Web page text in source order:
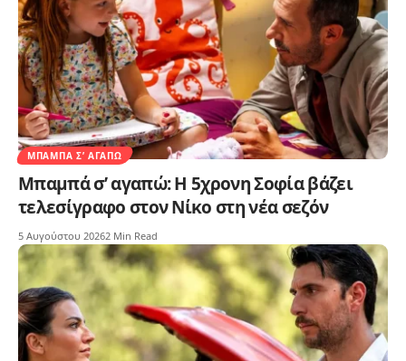
ΜΠΑΜΠΆ Σ’ ΑΓΑΠΏ
Μπαμπά σ’ αγαπώ: Η 5χρονη Σοφία βάζει
τελεσίγραφο στον Νίκο στη νέα σεζόν
5 Αυγούστου 20262 Min Read